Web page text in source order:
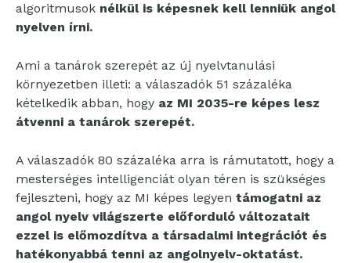
algoritmusok nélkül is képesnek kell lenniük angol
nyelven írni.
Ami a tanárok szerepét az új nyelvtanulási
környezetben illeti: a válaszadók 51 százaléka
kételkedik abban, hogy az MI 2035-re képes lesz
átvenni a tanárok szerepét.
A válaszadók 80 százaléka arra is rámutatott, hogy a
mesterséges intelligenciát olyan téren is szükséges
fejleszteni, hogy az MI képes legyen támogatni az
angol nyelv világszerte előforduló változatait
ezzel is előmozdítva a társadalmi integrációt és
hatékonyabbá tenni az angolnyelv-oktatást.